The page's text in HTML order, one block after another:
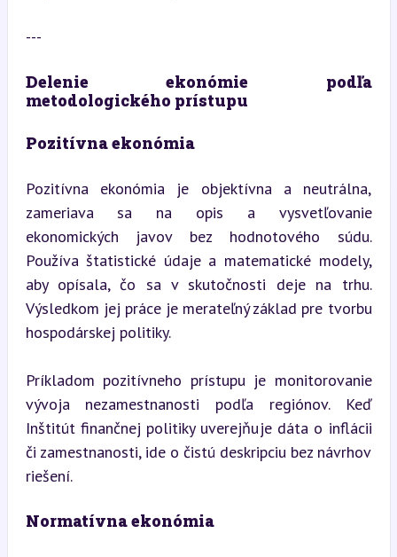
---
Delenie ekonómie podľa
metodologického prístupu
Pozitívna ekonómia
Pozitívna ekonómia je objektívna a neutrálna,
zameriava sa na opis a vysvetľovanie
ekonomických javov bez hodnotového súdu.
Používa štatistické údaje a matematické modely,
aby opísala, čo sa v skutočnosti deje na trhu.
Výsledkom jej práce je merateľný základ pre tvorbu
hospodárskej politiky.
Príkladom pozitívneho prístupu je monitorovanie
vývoja nezamestnanosti podľa regiónov. Keď
Inštitút finančnej politiky uverejňuje dáta o inflácii
či zamestnanosti, ide o čistú deskripciu bez návrhov
riešení.
Normatívna ekonómia